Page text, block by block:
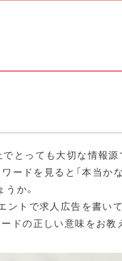
とっても大切な情報源
ワードを見ると「本当か
か。
トで求人広告を書い
ドの正しい意味をお教